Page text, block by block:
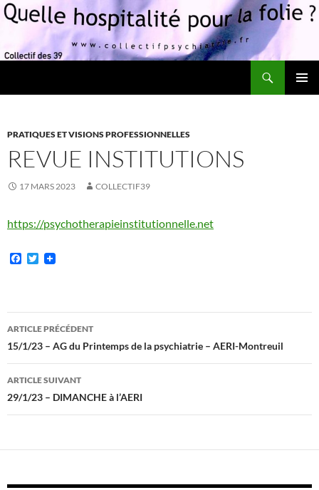
PRATIQUES ET VISIONS PROFESSIONNELLES
REVUE INSTITUTIONS
17 MARS 2023 COLLECTIF39
https://psychotherapieinstitutionnelle.net
F
o
o
T
e
r
Navigation
des
articles
ARTICLE PRÉCÉDENT
15/1/23 – AG du Printemps de la psychiatrie – AERI-Montreuil
ARTICLE SUIVANT
29/1/23 – DIMANCHE à l’AERI